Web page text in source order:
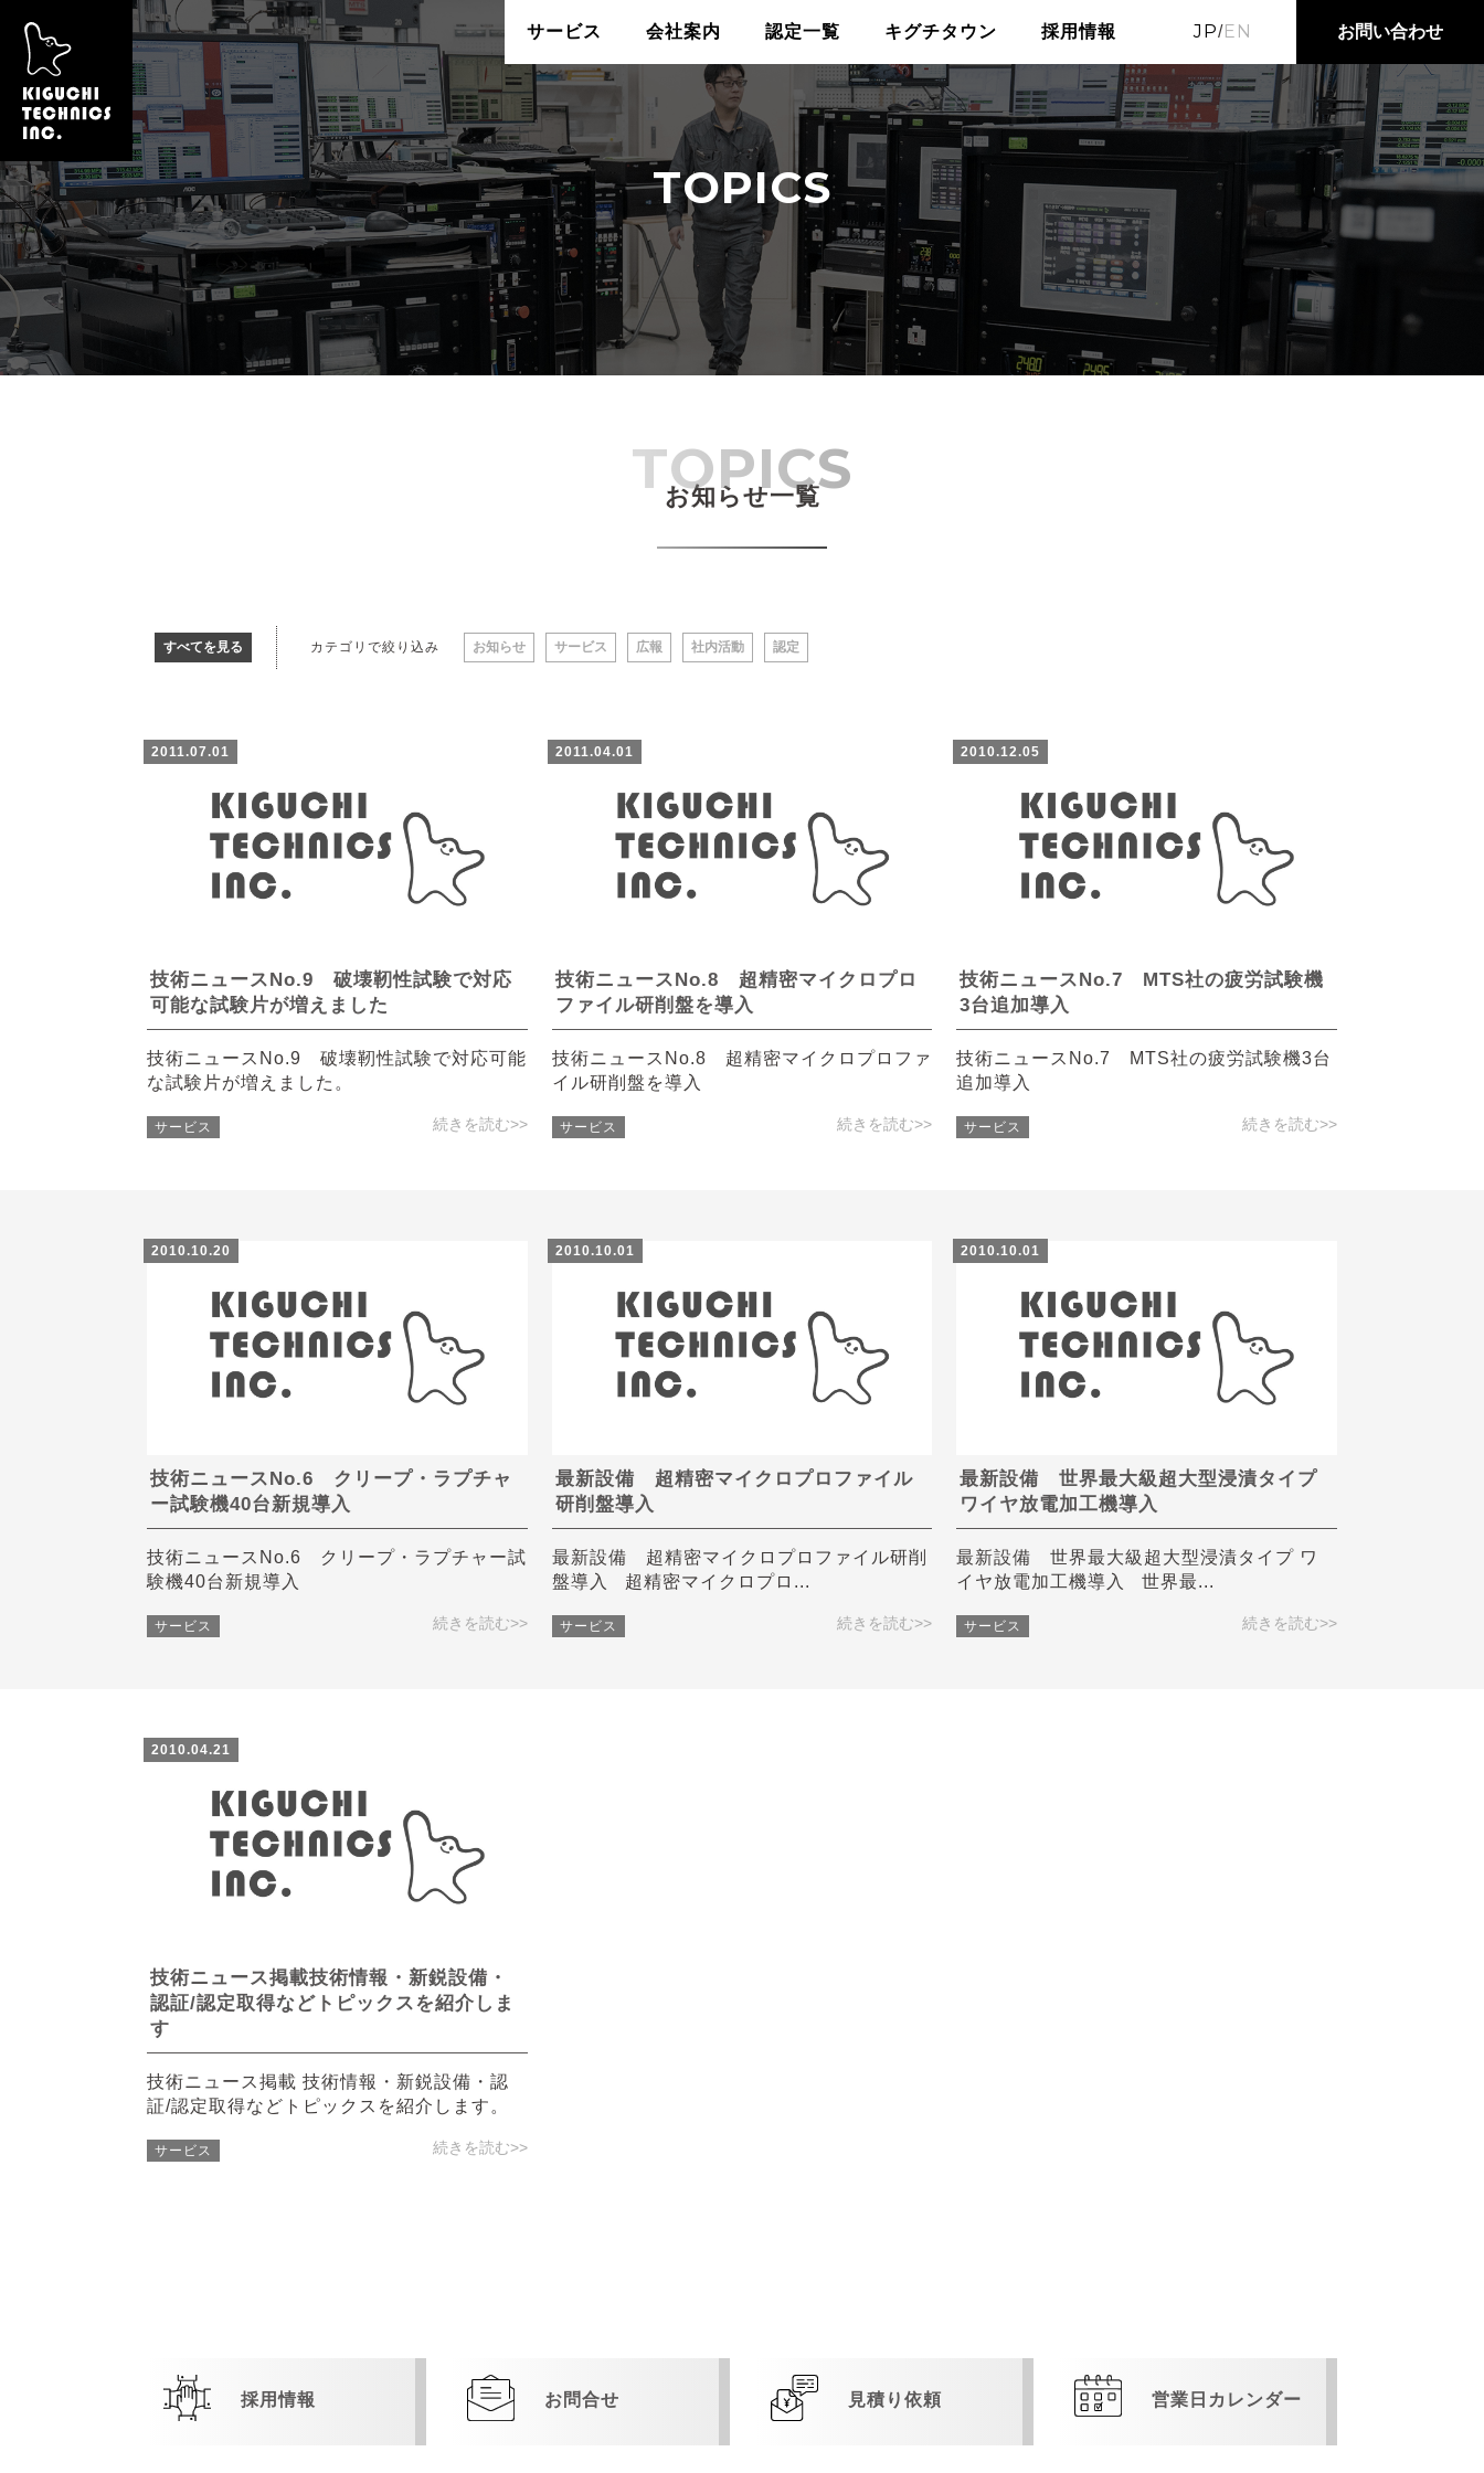
サービス 会社案内 認定一覧 キグチタウン 採用情報 JP/EN お問い合わせ
TOPICS
TOPICS
お知らせ一覧
すべてを見る カテゴリで絞り込み お知らせ サービス 広報 社内活動 認定
2011.07.01
技術ニュースNo.9 破壊靭性試験で対応
可能な試験片が増えました
技術ニュースNo.9 破壊靭性試験で対応可能
な試験片が増えました。
サービス 続きを読む>>
2011.04.01
技術ニュースNo.8 超精密マイクロプロ
ファイル研削盤を導入
技術ニュースNo.8 超精密マイクロプロファ
イル研削盤を導入
サービス 続きを読む>>
2010.12.05
技術ニュースNo.7 MTS社の疲労試験機
3台追加導入
技術ニュースNo.7 MTS社の疲労試験機3台
追加導入
サービス 続きを読む>>
2010.10.20
技術ニュースNo.6 クリープ・ラプチャ
ー試験機40台新規導入
技術ニュースNo.6 クリープ・ラプチャー試
験機40台新規導入
サービス 続きを読む>>
2010.10.01
最新設備 超精密マイクロプロファイル
研削盤導入
最新設備 超精密マイクロプロファイル研削
盤導入 超精密マイクロプロ...
サービス 続きを読む>>
2010.10.01
最新設備 世界最大級超大型浸漬タイプ
ワイヤ放電加工機導入
最新設備 世界最大級超大型浸漬タイプ ワ
イヤ放電加工機導入 世界最...
サービス 続きを読む>>
2010.04.21
技術ニュース掲載技術情報・新鋭設備・
認証/認定取得などトピックスを紹介しま
す
技術ニュース掲載 技術情報・新鋭設備・認
証/認定取得などトピックスを紹介します。
サービス 続きを読む>>
採用情報 お問合せ 見積り依頼 営業日カレンダー